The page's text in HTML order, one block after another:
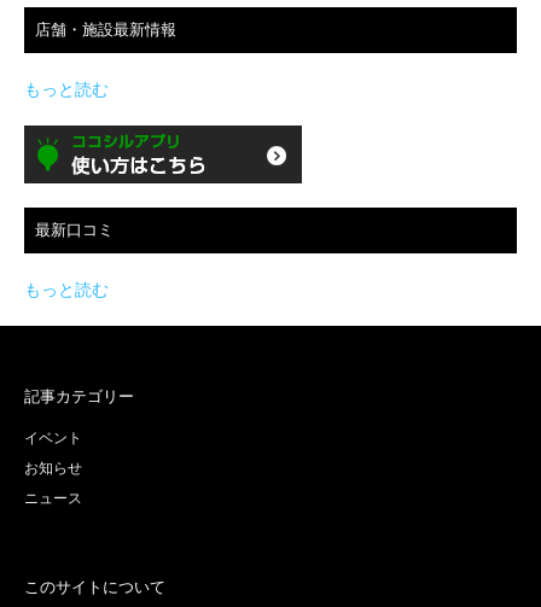
店舗・施設最新情報
もっと読む
最新口コミ
もっと読む
記事カテゴリー
イベント
お知らせ
ニュース
このサイトについて